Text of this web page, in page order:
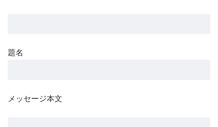
題名
メッセージ本文